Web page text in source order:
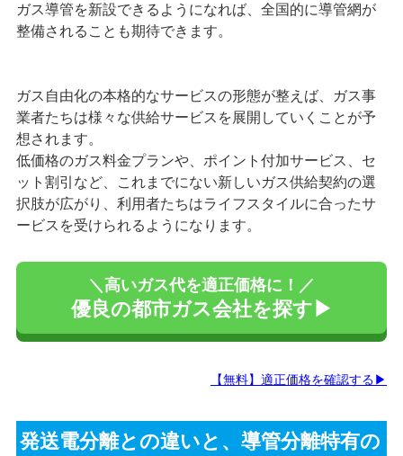
ガス導管を新設できるようになれば、全国的に導管網が
整備されることも期待できます。
ガス自由化の本格的なサービスの形態が整えば、ガス事
業者たちは様々な供給サービスを展開していくことが予
想されます。
低価格のガス料金プランや、ポイント付加サービス、セ
ット割引など、これまでにない新しいガス供給契約の選
択肢が広がり、利用者たちはライフスタイルに合ったサ
ービスを受けられるようになります。
＼高いガス代を適正価格に！／
優良の都市ガス会社を探す▶
【無料】適正価格を確認する▶
発送電分離との違いと、導管分離特有の